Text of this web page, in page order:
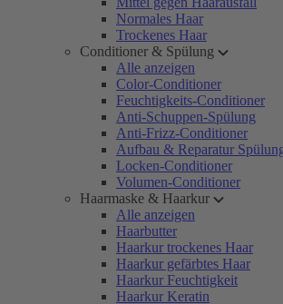
Normales Haar
Trockenes Haar
Conditioner & Spülung
Alle anzeigen
Color-Conditioner
Feuchtigkeits-Conditioner
Anti-Schuppen-Spülung
Anti-Frizz-Conditioner
Aufbau & Reparatur
Locken-Conditioner
Volumen-Conditioner
Haarmaske & Haarkur
Alle anzeigen
Haarbutter
Haarkur trockenes Haar
Haarkur gefärbtes Haar
Haarkur Feuchtigkeit
Haarkur Keratin